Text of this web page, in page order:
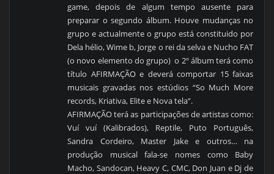
game, depois de algum tempo ausente para
preparar o segundo álbum. Houve mudanças no
grupo e actualmente o grupo está constituido por
Dela hélio, Wime b, Jorge o rei da selva e Nucho FAT
(o novo elemento do grupo) o 2º álbum terá como
título AFIRMAÇÃO e deverá comportar 15 faixas
musicais gravadas nos estúdios “So Much More
records, Kriativa, Elite e Nova tela”.
AFIRMAÇÃO terá as participações de artistas como:
Vuí vuí (Kalibrados), Reptile, Puto Português,
Sandra Cordeiro, Master Jake e outros… na
produção musical fala-se nomes como Baby
Macho, Sandocan, Heavy C, CMC, Don Juan e Dj de